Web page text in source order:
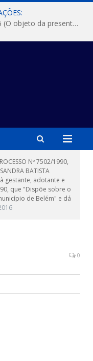
DISPENSA DE LICITAÇÃO Nº 03/2026 (O objeto da presente dispensa é a escolha da proposta mais vantajosa para a aquisição, de aparelhos de ar condicionado, tipo Split, com material de instalação e fogão industrial, conforme condições, quantidades e exigências estabelecidas no termo de referencia e neste aviso de contratação direta e seus anexos)
Nº 7502/1990,
BATISTA
gestante, adotante e
que "Dispõe sobre o
de Belém" e dá
0